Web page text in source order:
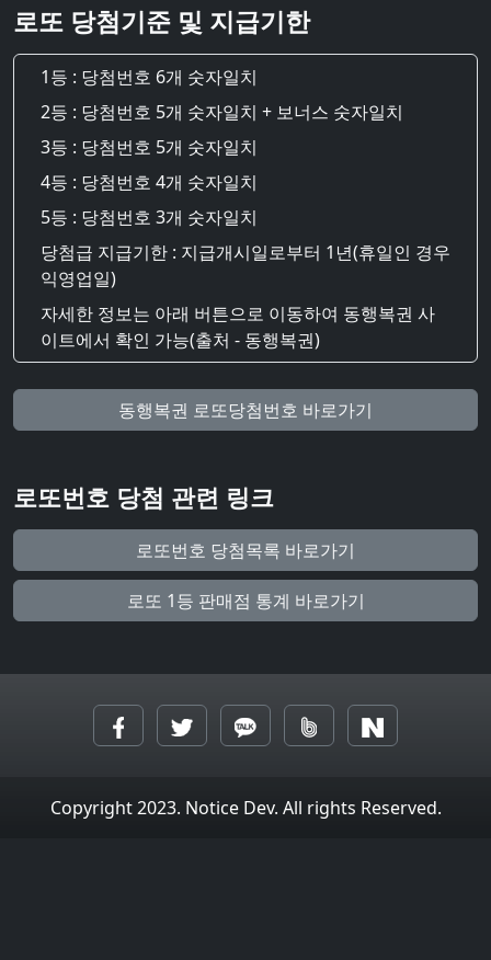
로또 당첨기준 및 지급기한
1등 : 당첨번호 6개 숫자일치
2등 : 당첨번호 5개 숫자일치 + 보너스 숫자일치
3등 : 당첨번호 5개 숫자일치
4등 : 당첨번호 4개 숫자일치
5등 : 당첨번호 3개 숫자일치
당첨급 지급기한 : 지급개시일로부터 1년(휴일인 경우
익영업일)
자세한 정보는 아래 버튼으로 이동하여 동행복권 사
이트에서 확인 가능(출처 - 동행복권)
동행복권 로또당첨번호 바로가기
로또번호 당첨 관련 링크
로또번호 당첨목록 바로가기
로또 1등 판매점 통계 바로가기
Copyright 2023. Notice Dev. All rights Reserved.